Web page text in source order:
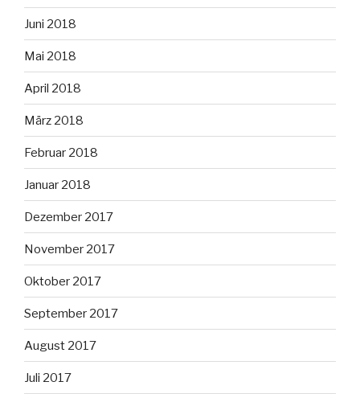
Juni 2018
Mai 2018
April 2018
März 2018
Februar 2018
Januar 2018
Dezember 2017
November 2017
Oktober 2017
September 2017
August 2017
Juli 2017